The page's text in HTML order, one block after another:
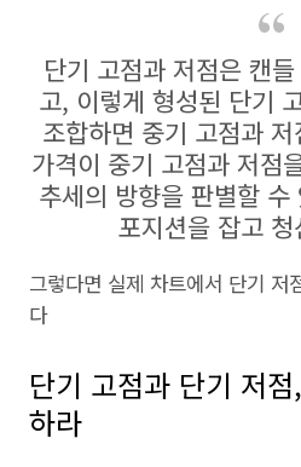
단기 고점과 저점은 캔
고, 이렇게 형성된 단기
조합하면 중기 고점과
가격이 중기 고점과 저점
추세의 방향을 판별할
포지션을 잡고
그렇다면 실제 차트에서 단기 저
다
단기 고점과 단기 저
하라